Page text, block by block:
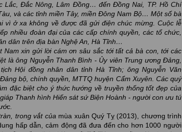
Lắc, Đắc Nông, Lâm Đồng… đến Đồng Nai, TP. Hồ Chí
và các tỉnh miền Tây, miền Đông Nam Bộ… Một số bà
vì ở xa không về được đã gửi điện chúc mừng. Cuộc lễ
nhiều đoàn đại của các cấp chính quyền, các tổ chức,
dân trên địa bàn Nghệ An, Hà Tĩnh…
Nam xin gửi lời cám ơn sâu sắc tới tất cả bà con, tới các
là ông Nguyễn Thanh Bình - Ủy viên Trung ương Đảng,
Hội đồng nhân dân tỉnh Hà Tĩnh; ông Nguyễn Văn
bộ, chính quyền, MTTQ huyện Cẩm Xuyên. Các quý
đặc biệt cho ý thức hướng về truyền thống tốt đẹp của
Thanh hình Hiến sát sứ Biện Hoành - người con ưu tú
trong vắt của mùa xuân Quý Tỵ (2013), chương trình
hấp dẫn, cảm động đã đưa đến cho hơn 1000 người